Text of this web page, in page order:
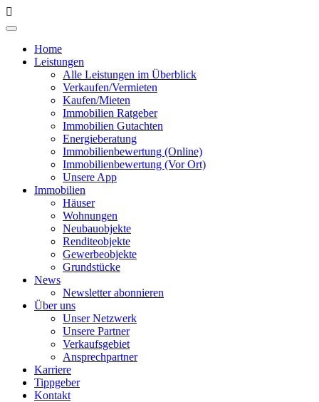
Home
Leistungen
Alle Leistungen im Überblick
Verkaufen/Vermieten
Kaufen/Mieten
Immobilien Ratgeber
Immobilien Gutachten
Energieberatung
Immobilienbewertung (Online)
Immobilienbewertung (Vor Ort)
Unsere App
Immobilien
Häuser
Wohnungen
Neubauobjekte
Renditeobjekte
Gewerbeobjekte
Grundstücke
News
Newsletter abonnieren
Über uns
Unser Netzwerk
Unsere Partner
Verkaufsgebiet
Ansprechpartner
Karriere
Tippgeber
Kontakt